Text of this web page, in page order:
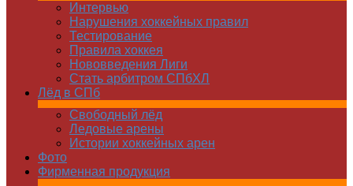
Интервью
Нарушения хоккейных правил
Тестирование
Правила хоккея
Нововведения Лиги
Стать арбитром СПбХЛ
Лёд в СПб
Свободный лёд
Ледовые арены
Истории хоккейных арен
Фото
Фирменная продукция